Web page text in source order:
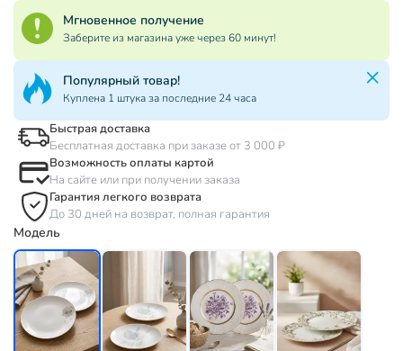
Мгновенное получение
Заберите из магазина уже через 60 минут!
Популярный товар!
Куплена 1 штука за последние 24 часа
Быстрая доставка
Бесплатная доставка при заказе от 3 000 ₽
Возможность оплаты картой
На сайте или при получении заказа
Гарантия легкого возврата
До 30 дней на возврат, полная гарантия
Модель